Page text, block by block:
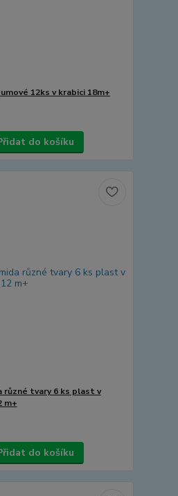
12ks v krabici 18m+
do košíku
různé tvary 6 ks plast v
m+
do košíku